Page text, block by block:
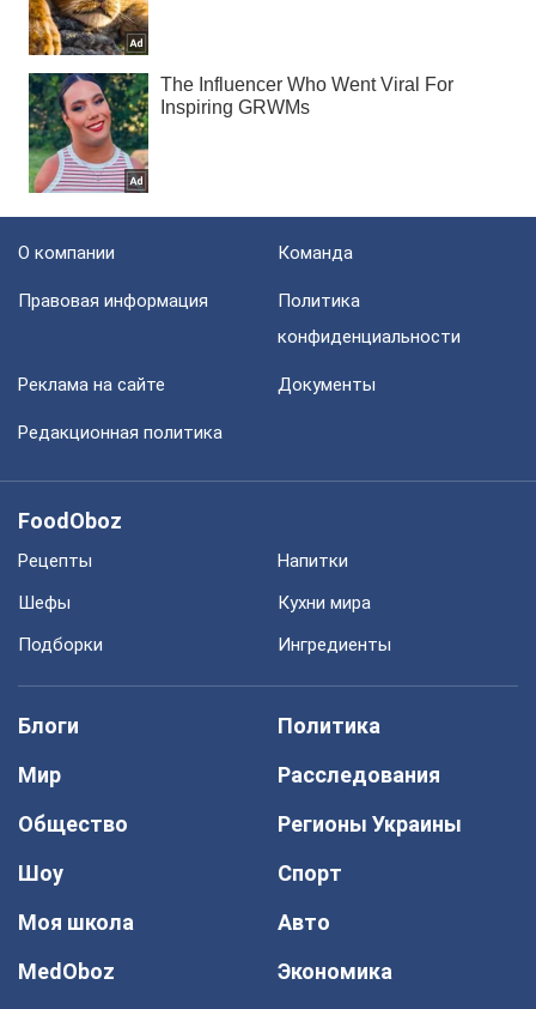
О компании Команда
Правовая информация
Политика
конфиденциальности
Реклама на сайте Документы
Редакционная политика
FoodOboz
Рецепты
Напитки
Шефы
Кухни мира
Подборки
Ингредиенты
Блоги
Политика
Мир
Расследования
Общество
Регионы Украины
Шоу
Спорт
Моя школа
Авто
MedOboz
Экономика